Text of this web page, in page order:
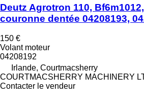
Deutz Agrotron 110,
couronne dentée 04208193,
150 €
Volant moteur
04208192
Irlande, Courtmacsherry
COURTMACSHERRY MACHINERY
Contacter le vendeur